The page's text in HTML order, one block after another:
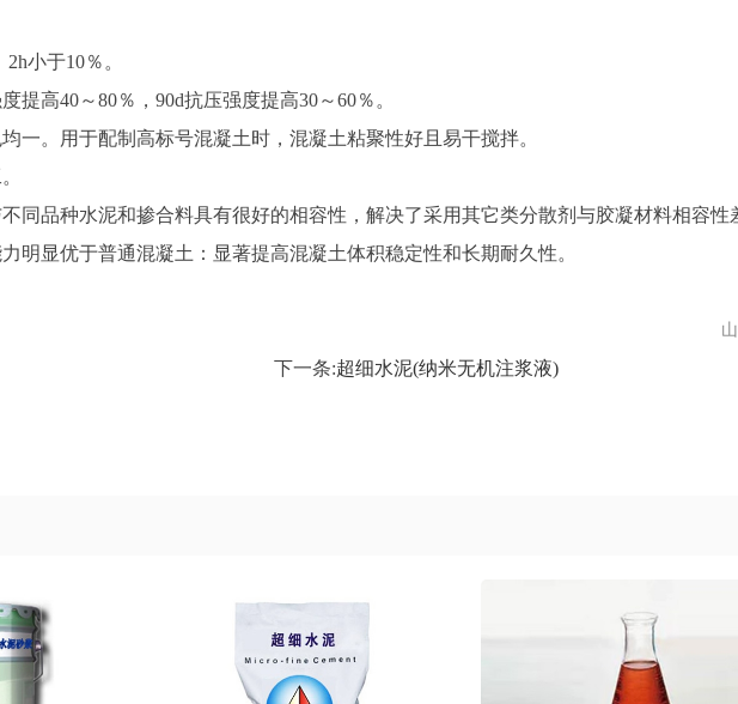
小于10％。
提高40～80％，90d抗压强度提高30～60％。
一。用于配制高标号混凝土时，混凝土粘聚性好且易干搅拌。
同品种水泥和掺合料具有很好的相容性，解决了采用其它类分散剂与胶凝材料相容性
明显优于普通混凝土：显著提高混凝土体积稳定性和长期耐久性。
下一条:超细水泥(纳米无机注浆液)